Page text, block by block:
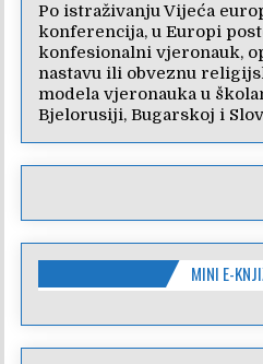
Po istraživanju Vijeća
konferencija, u Europi
konfesionalni vjeronauk,
nastavu ili obveznu
modela vjeronauka u
Bjelorusiji, Bugarskoj i
MINI E-